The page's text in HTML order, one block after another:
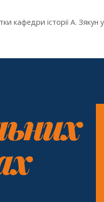
кафедри історії А. Зякун